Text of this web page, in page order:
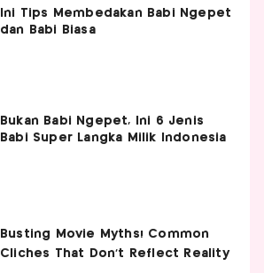
Ini Tips Membedakan Babi Ngepet
dan Babi Biasa
Bukan Babi Ngepet, Ini 6 Jenis
Babi Super Langka Milik Indonesia